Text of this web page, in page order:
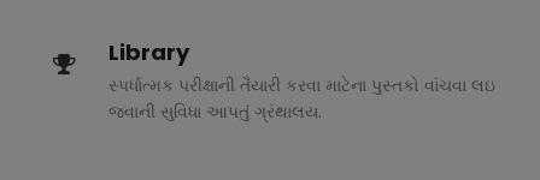
Library
સ્પર્ધાત્મક પરીક્ષાની તૈયારી કરવા માટેના પુસ્તકો વાંચવા લઇ
જવાની સુવિધા આપતું ગ્રંથાલય.